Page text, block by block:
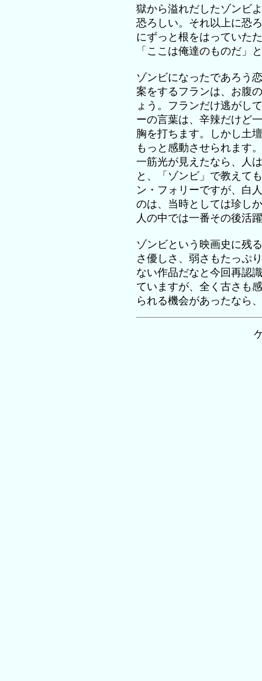
獄から溢れだしたゾンビ
恐ろしい。それ以上に恐
にずっと根をはっていた
「ここは俺達のものだ」
ゾンビになったであろう
案をするフランは、お腹
ょう。フランだけ逃がし
ーの言葉は、辛辣だけど
胸を打ちます。しかし土
もっと感動させられます
一筋光が見えたなら、人
と、「ゾンビ」で教えて
ン・フォリーですが、白
のは、当時としては珍し
人の中では一番その後活
ゾンビという映画史に残
さ優しさ、弱さもたっぷ
ない作品だなと今回再認
ていますが、全く古さも
られる機会があったなら